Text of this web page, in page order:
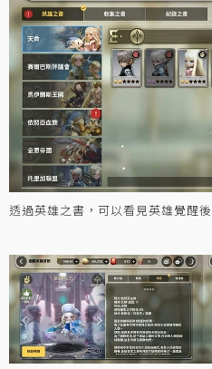
透過英雄之書，可以看見英雄覺醒後